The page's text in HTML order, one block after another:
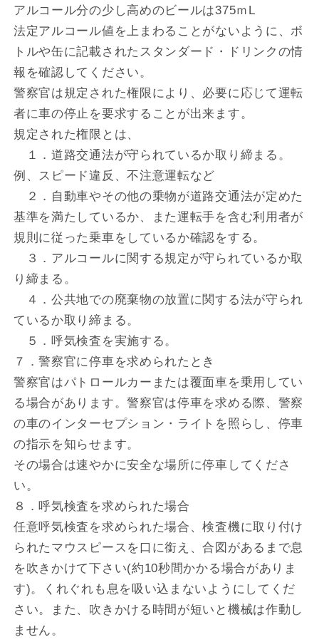
アルコール分の少し高めのビールは375ｍL
法定アルコール値を上まわることがないように、ボ
トルや缶に記載されたスタンダード・ドリンクの情
報を確認してください。
警察官は規定された権限により、必要に応じて運転
者に車の停止を要求することが出来ます。
規定された権限とは、
１．道路交通法が守られているか取り締まる。
例、スピード違反、不注意運転など
２．自動車やその他の乗物が道路交通法が定めた
基準を満たしているか、また運転手を含む利用者が
規則に従った乗車をしているか確認をする。
３．アルコールに関する規定が守られているか取
り締まる。
４．公共地での廃棄物の放置に関する法が守られ
ているか取り締まる。
５．呼気検査を実施する。
７．警察官に停車を求められたとき
警察官はパトロールカーまたは覆面車を乗用してい
る場合があります。警察官は停車を求める際、警察
の車のインターセプション・ライトを照らし、停車
の指示を知らせます。
その場合は速やかに安全な場所に停車してくださ
い。
８．呼気検査を求められた場合
任意呼気検査を求められた場合、検査機に取り付け
られたマウスピースを口に銜え、合図があるまで息
を吹きかけて下さい(約10秒間かかる場合がありま
す)。くれぐれも息を吸い込まないようにしてくだ
さい。また、吹きかける時間が短いと機械は作動し
ません。